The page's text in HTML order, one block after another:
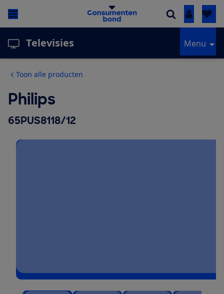
Inloggen
Televisies Menu
Toon alle producten
Philips
65PUS8118/12